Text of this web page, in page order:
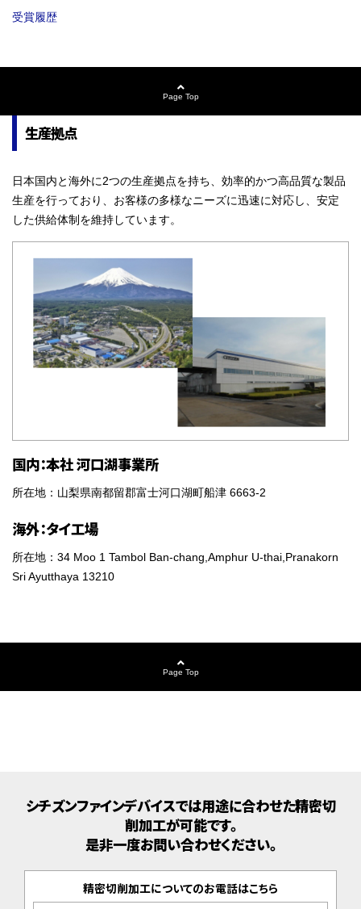
受賞履歴
Page Top
生産拠点
日本国内と海外に2つの生産拠点を持ち、効率的かつ高品質な製品
生産を行っており、お客様の多様なニーズに迅速に対応し、安定
した供給体制を維持しています。
国内：本社 河口湖事業所
所在地：山梨県南都留郡富士河口湖町船津 6663-2
海外：タイ工場
所在地：34 Moo 1 Tambol Ban-chang,Amphur U-thai,Pranakorn
Sri Ayutthaya 13210
Page Top
シチズンファインデバイスでは用途に合わせた精密切
削加工が可能です。
是非一度お問い合わせください。
精密切削加工についてのお電話はこちら